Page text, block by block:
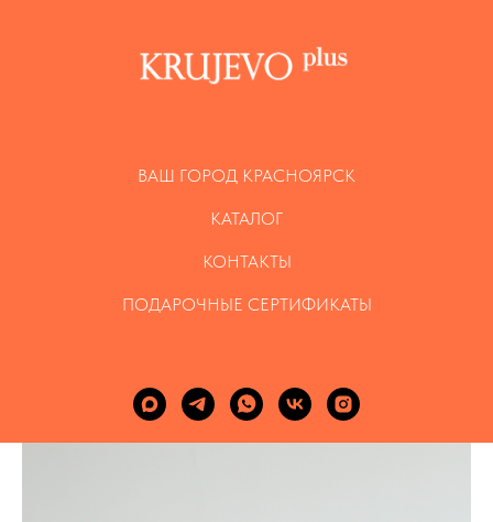
ВАШ ГОРОД КРАСНОЯРСК
КАТАЛОГ
КОНТАКТЫ
ПОДАРОЧНЫЕ СЕРТИФИКАТЫ